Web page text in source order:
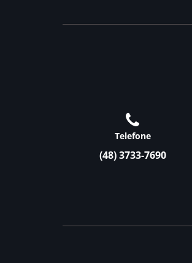
Telefone
(48) 3733-7690